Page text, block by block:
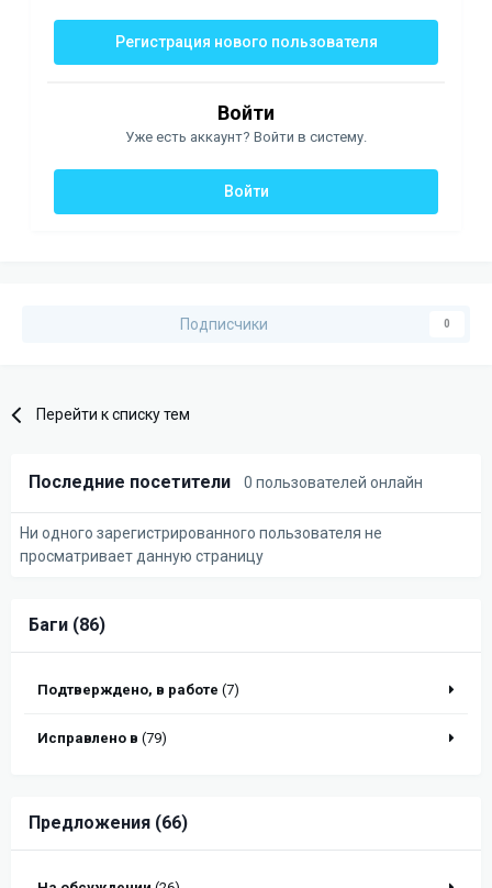
Регистрация нового пользователя
Войти
Уже есть аккаунт? Войти в систему.
Войти
Подписчики 0
Перейти к списку тем
Последние посетители 0 пользователей онлайн
Ни одного зарегистрированного пользователя не
просматривает данную страницу
Баги (86)
Подтверждено, в работе (7)
Исправлено в (79)
Предложения (66)